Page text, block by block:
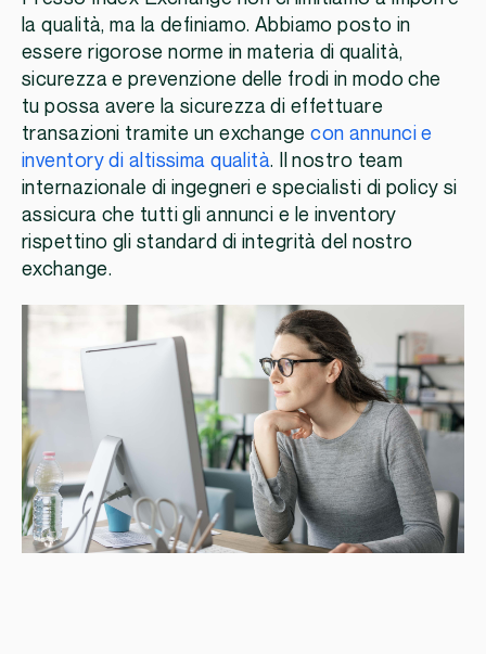
la qualità, ma la definiamo. Abbiamo posto in
essere rigorose norme in materia di qualità,
sicurezza e prevenzione delle frodi in modo che
tu possa avere la sicurezza di effettuare
transazioni tramite un exchangecon annunci e
inventory di altissima qualità. Il nostro team
internazionale di ingegneri e specialisti di policy si
assicura che tutti gli annunci e le inventory
rispettino gli standard di integrità del nostro
exchange.